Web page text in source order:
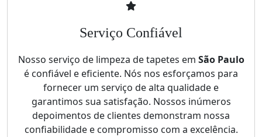
Serviço Confiável
Nosso serviço de limpeza de tapetes em São Paulo
é confiável e eficiente. Nós nos esforçamos para
fornecer um serviço de alta qualidade e
garantimos sua satisfação. Nossos inúmeros
depoimentos de clientes demonstram nossa
confiabilidade e compromisso com a excelência.